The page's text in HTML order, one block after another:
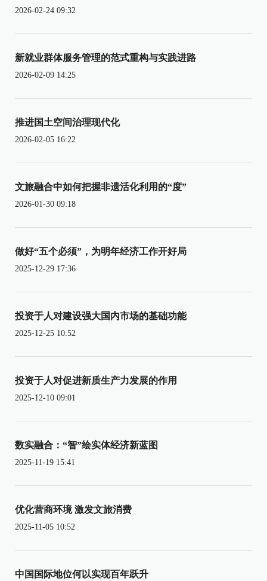
2026-02-24 09:32
新就业群体服务管理的范式重构与实践进路
2026-02-09 14:25
推进国土空间治理现代化
2026-02-05 16:22
文旅融合中如何把握非遗活化利用的“度”
2026-01-30 09:18
做好“五个必须”，为明年经济工作开好局
2025-12-29 17:36
投资于人对建设强大国内市场的基础功能
2025-12-25 10:52
投资于人对促进新质生产力发展的作用
2025-12-10 09:01
数实融合：“智”绘实体经济新蓝图
2025-11-19 15:41
优化营商环境 激发文旅消费
2025-11-05 10:52
中国国际地位何以实现百年跃升